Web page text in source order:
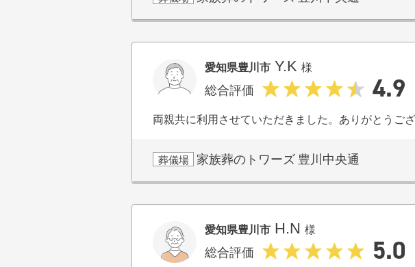
愛知県豊川市 Y.K 様
総合評価 4.9
両親共に利用させていただきました。ありがとうござ
葬儀場 家族葬のトワーズ 豊川中央通
愛知県豊川市 H.N 様
総合評価 5.0